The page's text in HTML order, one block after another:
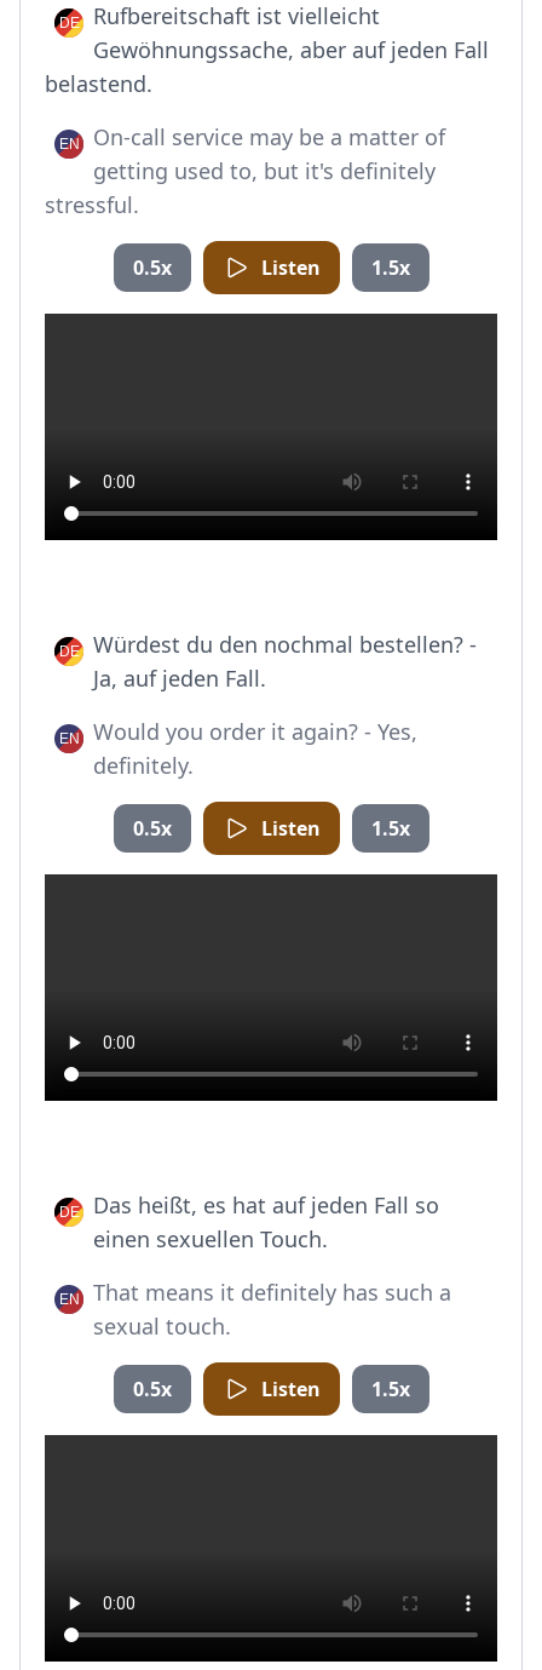
Rufbereitschaft ist vielleicht
Gewöhnungssache, aber auf jeden Fall
belastend.
On-call service may be a matter of
getting used to, but it's definitely
stressful.
0.5x Listen 1.5x
Würdest du den nochmal bestellen? -
Ja, auf jeden Fall.
Would you order it again? - Yes,
definitely.
0.5x Listen 1.5x
Das heißt, es hat auf jeden Fall so
einen sexuellen Touch.
That means it definitely has such a
sexual touch.
0.5x Listen 1.5x